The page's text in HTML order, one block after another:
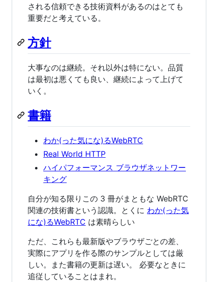
される信頼できる技術資料があるのはとても
重要だと考えている。
方針
大事なのは継続。それ以外は特にない。品質
は最初は悪くても良い、継続によって上げて
いく。
書籍
わか(った気にな)るWebRTC
Real World HTTP
ハイパフォーマンス ブラウザネットワー
キング
自分が知る限りこの 3 冊がまともな WebRTC
関連の技術書という認識。とくに わか(った気
にな)るWebRTC は素晴らしい
ただ、これらも最新版やブラウザごとの差、
実際にアプリを作る際のサンプルとしては厳
しい。また書籍の更新は遅い。 必要なときに
追従していることはまれ。